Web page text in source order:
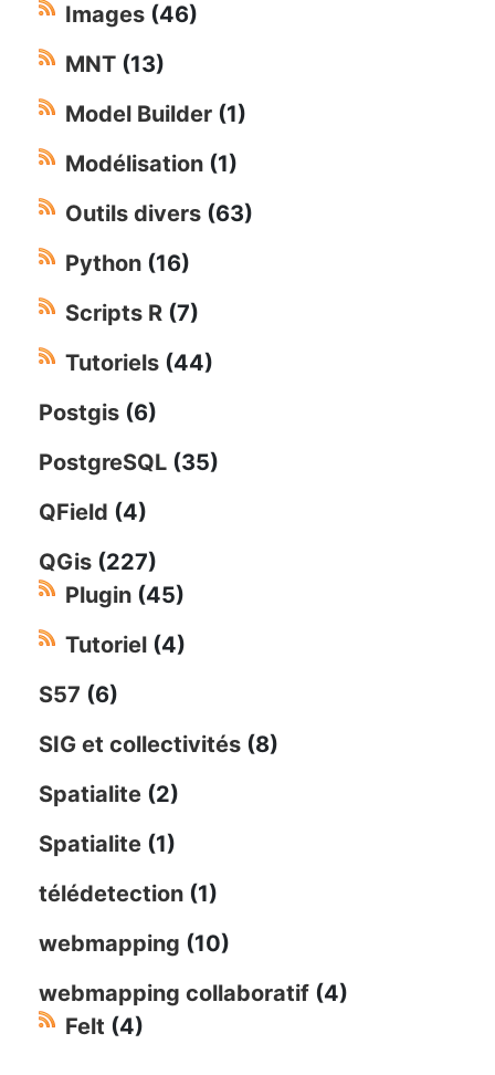
Images (46)
MNT (13)
Model Builder (1)
Modélisation (1)
Outils divers (63)
Python (16)
Scripts R (7)
Tutoriels (44)
Postgis (6)
PostgreSQL (35)
QField (4)
QGis (227)
Plugin (45)
Tutoriel (4)
S57 (6)
SIG et collectivités (8)
Spatialite (2)
Spatialite (1)
télédetection (1)
webmapping (10)
webmapping collaboratif (4)
Felt (4)